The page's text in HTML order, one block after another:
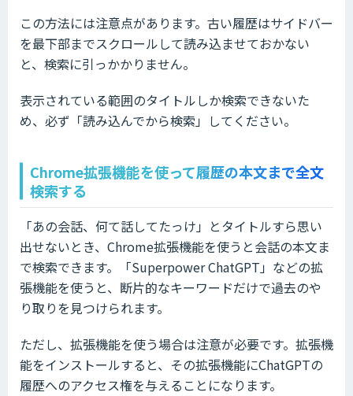
この方法には注意点があります。古い履歴はサイドバー
を最下部までスクロールして読み込ませておかない
と、検索に引っかかりません。
表示されている範囲のタイトルしか検索できないた
め、必ず「読み込んでから検索」してください。
Chrome拡張機能を使って履歴の本文まで全文
検索する
「あの会話、何て話してたっけ」とタイトルすら思い
出せないとき、Chrome拡張機能を使うと会話の本文ま
で検索できます。「Superpower ChatGPT」などの拡
張機能を使うと、断片的なキーワードだけで過去のや
り取りを見つけられます。
ただし、拡張機能を使う場合は注意が必要です。拡張機
能をインストールすると、その拡張機能にChatGPTの
履歴へのアクセス権を与えることになります。